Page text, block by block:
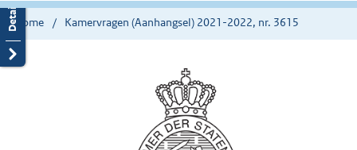
Home Kamervragen (Aanhangsel) 2021-2022, nr. 3615